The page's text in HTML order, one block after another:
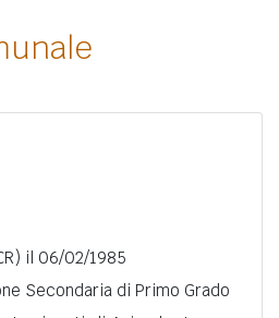
il 06/02/1985
Secondaria di Primo Grado